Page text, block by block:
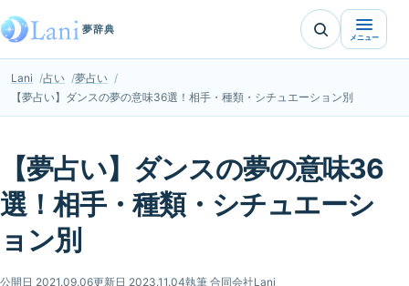
夢辞典
メニュー
Lani 占い
夢占い
【夢占い】ダンスの夢の意味36選！相手・種類・シチュエーション別
【夢占い】ダンスの夢の意味36
選！相手・種類・シチュエーシ
ョン別
公開日 2021.09.06更新日 2023.11.04執筆 合同会社Lani